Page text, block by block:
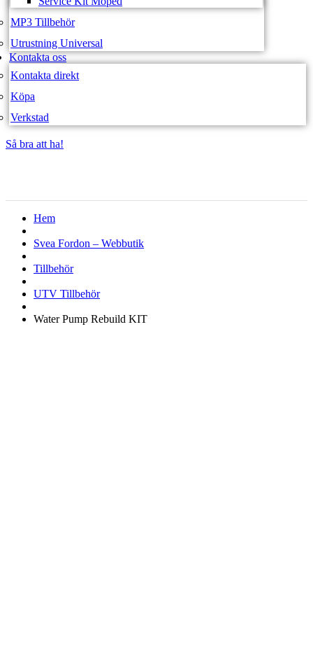
MP3 Tillbehör
Utrustning Universal
Kontakta oss
Kontakta direkt
Köpa
Verkstad
Så bra att ha!
Hem
Svea Fordon – Webbutik
Tillbehör
UTV Tillbehör
Water Pump Rebuild KIT